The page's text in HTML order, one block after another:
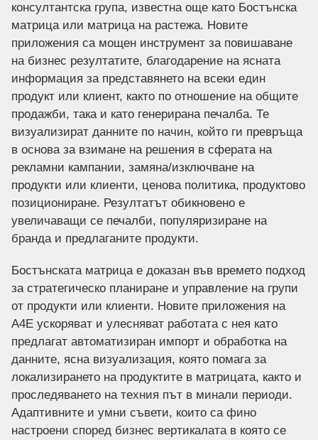
консултантска група, известна още като Бостънска
матрица или матрица на растежа. Новите
приложения са мощен инструмент за повишаване
на бизнес резултатите, благодарение на ясната
информация за представянето на всеки един
продукт или клиент, както по отношение на общите
продажби, така и като генерирана печалба. Те
визуализират данните по начин, който ги превръща
в основа за взимане на решения в сферата на
рекламни кампании, замяна/изключване на
продукти или клиенти, ценова политика, продуктово
позициониране. Резултатът обикновено е
увеличаващи се печалби, популяризиране на
бранда и предлаганите продукти.
Бостънската матрица е доказан във времето подход
за стратегическо планиране и управление на групи
от продукти или клиенти. Новите приложения на
А4Е ускоряват и улесняват работата с нея като
предлагат автоматизиран импорт и обработка на
данните, ясна визуализация, която помага за
локализирането на продуктите в матрицата, както и
проследяването на техния път в минали периоди.
Адаптивните и умни съвети, които са фино
настроени според бизнес вертикалата в която се